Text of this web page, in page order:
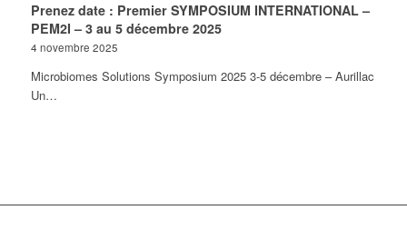
Prenez date : Premier SYMPOSIUM INTERNATIONAL –
PEM2I – 3 au 5 décembre 2025
4 novembre 2025
Microbiomes Solutions Symposium 2025 3-5 décembre – Aurillac
Un…